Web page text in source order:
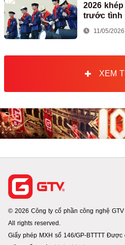
2026
trước tình
11/05/
XEM
© 2026 Công ty cổ phần công nghệ GTV
All rights reserved.
Giấy phép MXH số 146/GP-BTTTT